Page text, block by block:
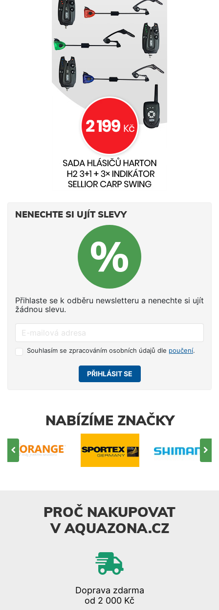
NENECHTE SI UJÍT SLEVY
Přihlaste se k odběru newsletteru a nenechte si ujít
žádnou slevu.
Souhlasím se zpracováním osobních údajů dle poučení.
PŘIHLÁSIT SE
NABÍZÍME ZNAČKY
PROČ NAKUPOVAT
V AQUAZONA.CZ
Doprava zdarma
od 2 000 Kč